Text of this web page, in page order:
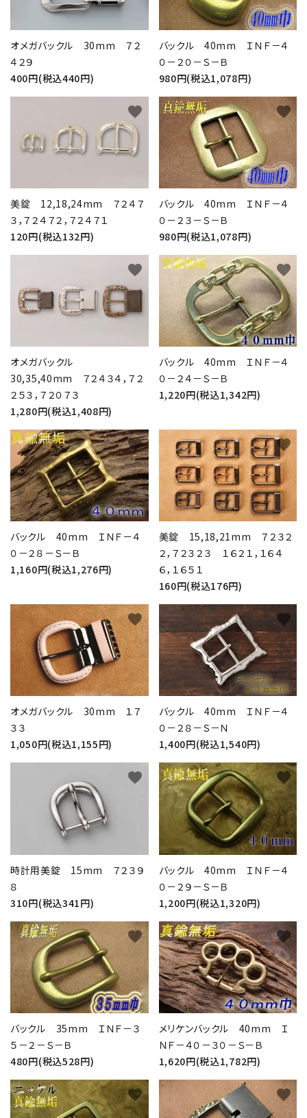
オメガバックル 30mm ７２
４２９
400円(税込440円)
バックル 40mm ＩＮＦ－４
０－２０－Ｓ－Ｂ
980円(税込1,078円)
美錠 12,18,24mm ７２４７
３，７２４７２，７２４７１
120円(税込132円)
favorite
バックル 40mm ＩＮＦ－４
０－２３－Ｓ－Ｂ
980円(税込1,078円)
favorite
オメガバックル
30,35,40mm ７２４３４，７２
２５３，７２０７３
1,280円(税込1,408円)
favorite
バックル 40mm ＩＮＦ－４
０－２４－Ｓ－Ｂ
1,220円(税込1,342円)
favorite
バックル 40mm ＩＮＦ－４
０－２８－Ｓ－Ｂ
1,160円(税込1,276円)
favorite
美錠 15,18,21mm ７２３２
２，７２３２３ １６２１，１６４
６，１６５１
160円(税込176円)
favorite
オメガバックル 30mm １７
３３
1,050円(税込1,155円)
favorite
バックル 40mm ＩＮＦ－４
０－２８－Ｓ－Ｎ
1,400円(税込1,540円)
favorite
時計用美錠 15mm ７２３９
８
310円(税込341円)
favorite
バックル 40mm ＩＮＦ－４
０－２９－Ｓ－Ｂ
1,200円(税込1,320円)
favorite
バックル 35mm ＩＮＦ－３
５－２－Ｓ－Ｂ
480円(税込528円)
favorite
メリケンバックル 40mm Ｉ
ＮＦ－４０－３０－Ｓ－Ｂ
1,620円(税込1,782円)
favorite
favorite favorite